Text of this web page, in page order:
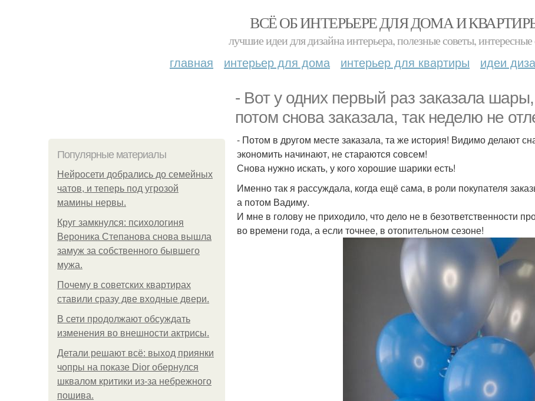
ВСЁ ОБ ИНТЕРЬЕРЕ ДЛЯ ДОМА И
лучшие идеи для дизайна интерьера, полезные советы, интересные
главная интерьер для дома интерьер для квартиры идеи
- Вот у одних первый раз заказала
потом снова заказала, так неделю не
Популярные материалы
Нейросети добрались до семейных
чатов, и теперь под угрозой
мамины нервы.
Круг замкнулся: психологиня
Вероника Степанова снова вышла
замуж за собственного бывшего
мужа.
Почему в советских квартирах
ставили сразу две входные двери.
В сети продолжают обсуждать
изменения во внешности актрисы.
Детали решают всё: выход приянки
чопры на показе Dior обернулся
шквалом критики из-за небрежного
пошива.
- Потом в другом месте заказала, та же история! Видимо делают
экономить начинают, не стараются совсем!
Снова нужно искать, у кого хорошие шарики есть!
Именно так я рассуждала, когда ещё сама, в роли покупателя
а потом Вадиму.
И мне в голову не приходило, что дело не в безответственности
во времени года, а если точнее, в отопительном сезоне!